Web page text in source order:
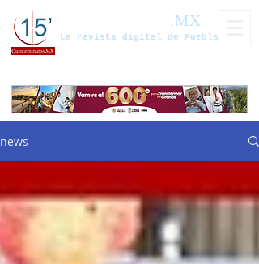
.MX
La revista digital de Puebla
news